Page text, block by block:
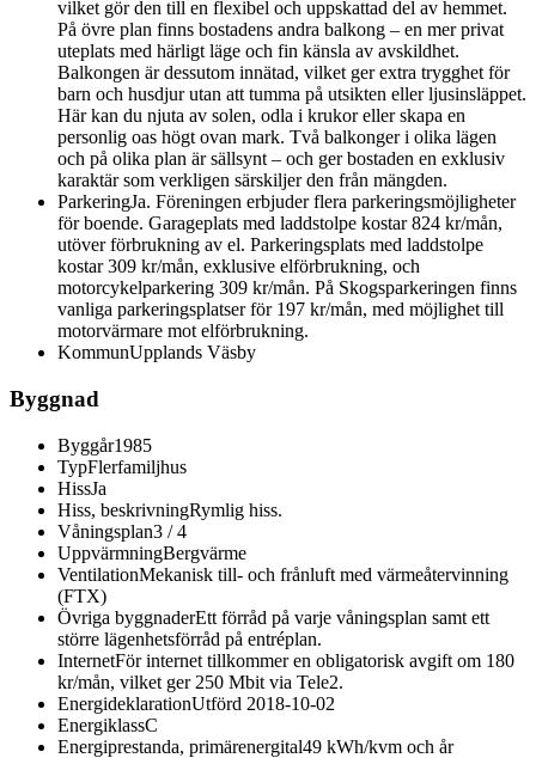
vilket gör den till en flexibel och uppskattad del av hemmet.
På övre plan finns bostadens andra balkong – en mer privat
uteplats med härligt läge och fin känsla av avskildhet.
Balkongen är dessutom innätad, vilket ger extra trygghet för
barn och husdjur utan att tumma på utsikten eller ljusinsläppet.
Här kan du njuta av solen, odla i krukor eller skapa en
personlig oas högt ovan mark. Två balkonger i olika lägen
och på olika plan är sällsynt – och ger bostaden en exklusiv
karaktär som verkligen särskiljer den från mängden.
ParkeringJa. Föreningen erbjuder flera parkeringsmöjligheter
för boende. Garageplats med laddstolpe kostar 824 kr/mån,
utöver förbrukning av el. Parkeringsplats med laddstolpe
kostar 309 kr/mån, exklusive elförbrukning, och
motorcykelparkering 309 kr/mån. På Skogsparkeringen finns
vanliga parkeringsplatser för 197 kr/mån, med möjlighet till
motorvärmare mot elförbrukning.
KommunUpplands Väsby
Byggnad
Byggår1985
TypFlerfamiljhus
HissJa
Hiss, beskrivningRymlig hiss.
Våningsplan3 / 4
UppvärmningBergvärme
VentilationMekanisk till- och frånluft med värmeåtervinning
(FTX)
Övriga byggnaderEtt förråd på varje våningsplan samt ett
större lägenhetsförråd på entréplan.
InternetFör internet tillkommer en obligatorisk avgift om 180
kr/mån, vilket ger 250 Mbit via Tele2.
EnergideklarationUtförd 2018-10-02
EnergiklassC
Energiprestanda, primärenergital49 kWh/kvm och år